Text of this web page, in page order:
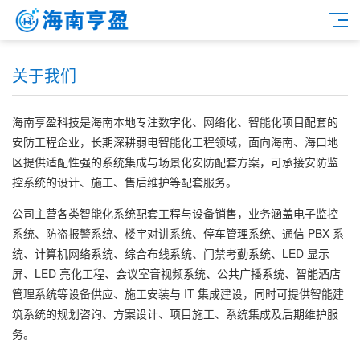
关于我们
海南亨盈科技是海南本地专注数字化、网络化、智能化项目配套的
安防工程企业，长期深耕弱电智能化工程领域，面向海南、海口地
区提供适配性强的系统集成与场景化安防配套方案，可承接安防监
控系统的设计、施工、售后维护等配套服务。
公司主营各类智能化系统配套工程与设备销售，业务涵盖电子监控
系统、防盗报警系统、楼宇对讲系统、停车管理系统、通信 PBX 系
统、计算机网络系统、综合布线系统、门禁考勤系统、LED 显示
屏、LED 亮化工程、会议室音视频系统、公共广播系统、智能酒店
管理系统等设备供应、施工安装与 IT 集成建设，同时可提供智能建
筑系统的规划咨询、方案设计、项目施工、系统集成及后期维护服
务。